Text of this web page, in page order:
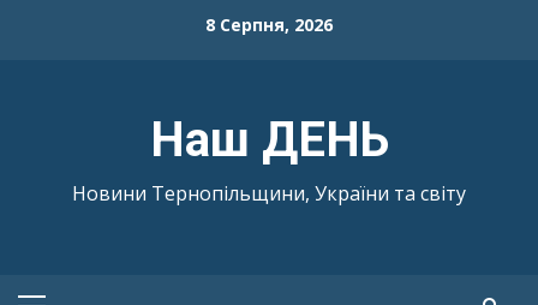
8 Серпня, 2026
Наш ДЕНЬ
Новини Тернопільщини, України та світу